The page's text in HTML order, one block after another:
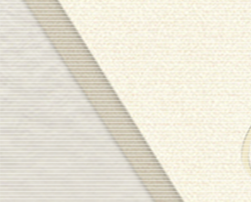
Warning: Undefined variable $postID in /
Warning: Undefined variable $postID in/home/